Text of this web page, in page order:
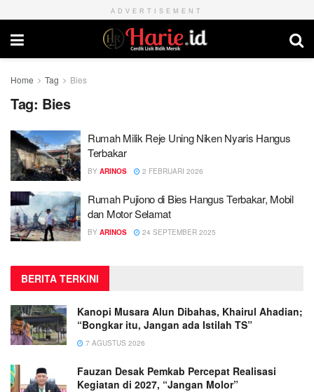
ADVERTISEMENT
Home Tag Bies
Tag: Bies
Rumah Milik Reje Uning Niken Nyaris Hangus
Terbakar
BY ARINOS 2 FEBRUARI 2026
Rumah Pujiono di Bies Hangus Terbakar, Mobil
dan Motor Selamat
BY ARINOS 24 SEPTEMBER 2025
BERITA TERKINI
Kanopi Musara Alun Dibahas, Khairul Ahadian;
“Bongkar itu, Jangan ada Istilah TS”
7 AGUSTUS 2026
Fauzan Desak Pemkab Percepat Realisasi
Kegiatan di 2027, “Jangan Molor”